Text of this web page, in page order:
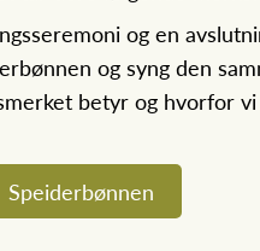
og en
og syng den
betyr og hvorfor
Speiderbønnen